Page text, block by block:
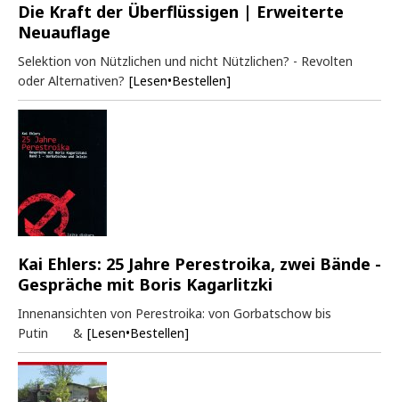
Die Kraft der Überflüssigen | Erweiterte
Neuauflage
Selektion von Nützlichen und nicht Nützlichen? - Revolten
oder Alternativen? [Lesen•Bestellen]
Kai Ehlers: 25 Jahre Perestroika, zwei Bände -
Gespräche mit Boris Kagarlitzki
Innenansichten von Perestroika: von Gorbatschow bis
Putin & [Lesen•Bestellen]